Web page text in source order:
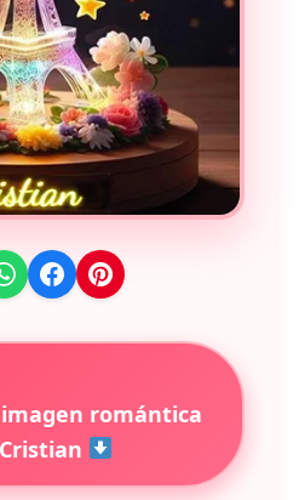
romántica